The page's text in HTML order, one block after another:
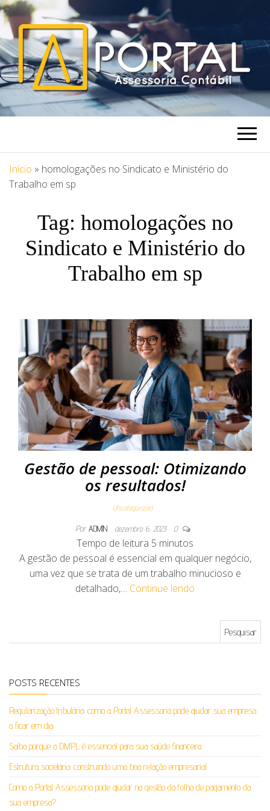
PORTAL
ASSESSORIA
Blog Portal Assessoria
Início » homologações no Sindicato e Ministério do
Trabalho em sp
Tag: homologações no
Sindicato e Ministério do
Trabalho em sp
Gestão de pessoal: Otimizando
os resultados!
Uncategorized
Por ADMIN dezembro 6, 2023 0
Tempo de leitura 5 minutos
A gestão de pessoal é essencial em qualquer negócio,
uma vez que se trata de um trabalho minucioso e
detalhado,… Continue lendo
POSTS RECENTES
Regularização tributária: como a Portal Assessoria pode ajudar sua empresa
a ficar em dia
Saiba porque a DMPL é essencial para sua saúde financeira
Estrutura societária: construindo uma boa relação empresarial
Como a Portal Assessoria pode ajudar na gestão da folha de pagamento da
sua empresa?